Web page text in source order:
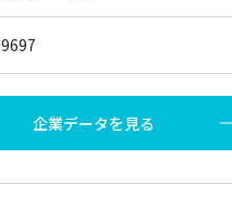
9697
企業データを見る